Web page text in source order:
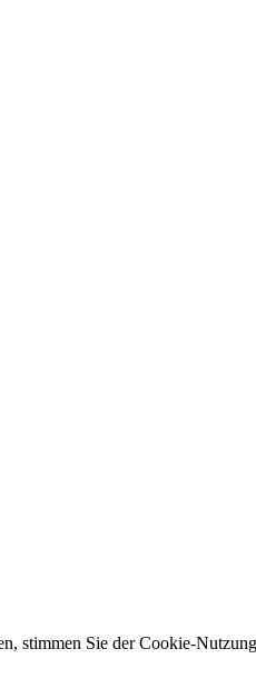
stimmen Sie der Cookie-